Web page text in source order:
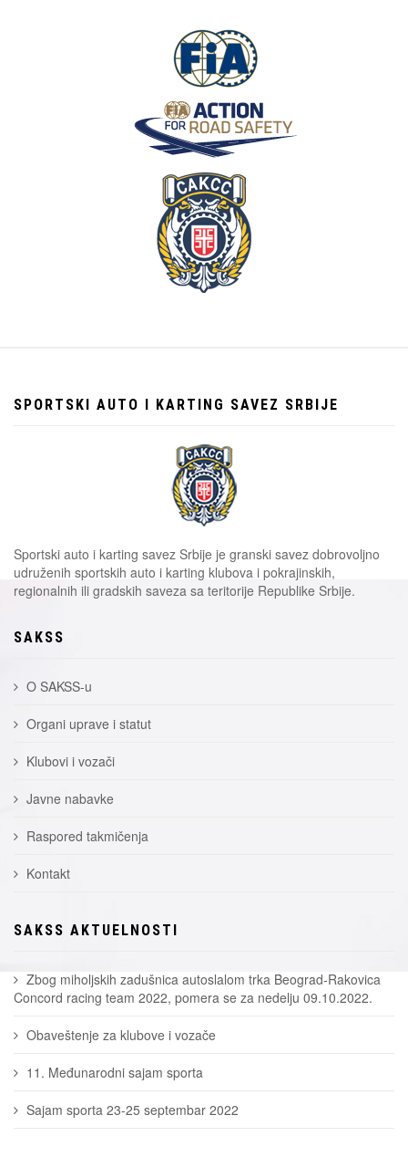
SPORTSKI AUTO I KARTING SAVEZ SRBIJE
Sportski auto i karting savez Srbije je granski savez dobrovoljno
udruženih sportskih auto i karting klubova i pokrajinskih,
regionalnih ili gradskih saveza sa teritorije Republike Srbije.
SAKSS
O SAKSS-u
Organi uprave i statut
Klubovi i vozači
Javne nabavke
Raspored takmičenja
Kontakt
SAKSS AKTUELNOSTI
Zbog miholjskih zadušnica autoslalom trka Beograd-Rakovica
Concord racing team 2022, pomera se za nedelju 09.10.2022.
Obaveštenje za klubove i vozače
11. Međunarodni sajam sporta
Sajam sporta 23-25 septembar 2022